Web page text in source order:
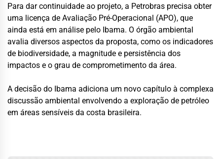
Para dar continuidade ao projeto, a Petrobras precisa obter
uma licença de Avaliação Pré-Operacional (APO), que
ainda está em análise pelo Ibama. O órgão ambiental
avalia diversos aspectos da proposta, como os indicadores
de biodiversidade, a magnitude e persistência dos
impactos e o grau de comprometimento da área.
A decisão do Ibama adiciona um novo capítulo à complexa
discussão ambiental envolvendo a exploração de petróleo
em áreas sensíveis da costa brasileira.